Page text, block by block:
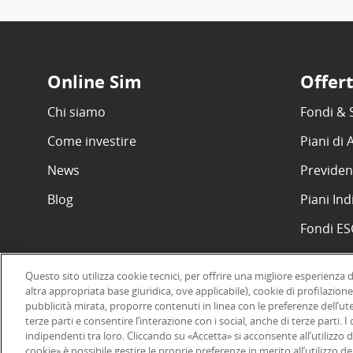
Online Sim
Chi siamo
Come investire
News
Blog
Fondi &
Piani di
Piani
Fondi
©2026 Online SIM, società del gruppo bancario ERSEL - P.IVA
Questo sito utilizza cookie tecnici, per offrire una migliore esperienza
altra appropriata base giuridica, ove applicabile), cookie di
pubblicità mirata, proporre contenuti in linea con le preferenze
terze parti e consentire l’interazione con i social, anche di terze parti.
indipendenti tra loro. Cliccando su «Accetta» si acconsente